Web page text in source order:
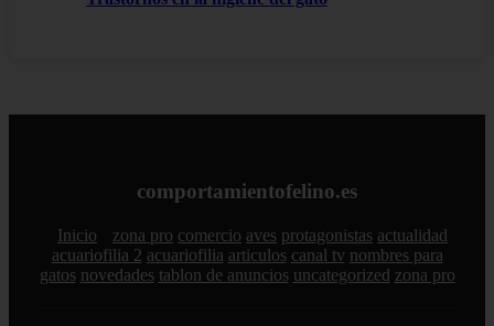
comportamientofelino.es
Inicio zona pro comercio aves protagonistas actualidad
acuariofilia 2 acuariofilia articulos canal tv nombres para
gatos novedades tablon de anuncios uncategorized zona pro